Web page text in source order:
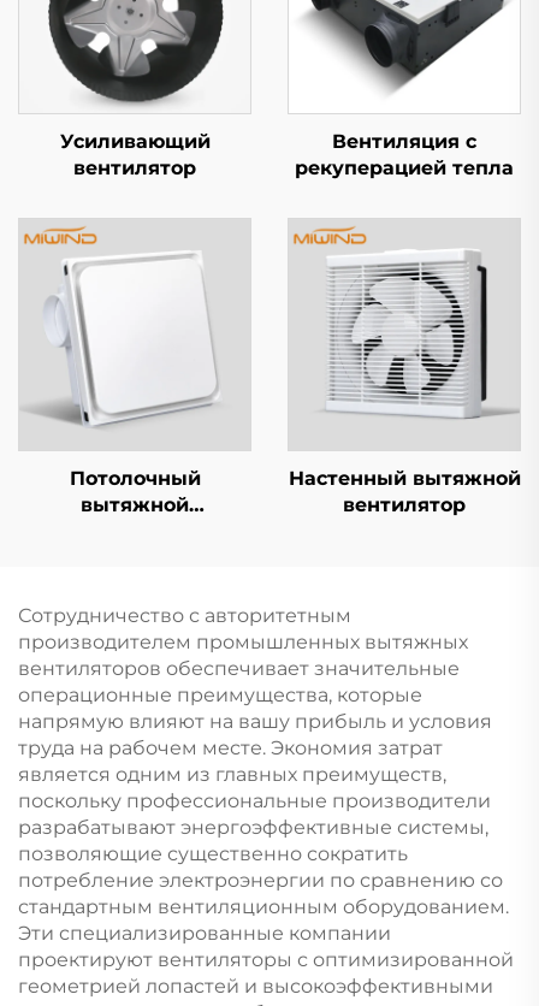
Усиливающий
вентилятор
Вентиляция с
рекуперацией тепла
Потолочный
вытяжной
Настенный вытяжной
вентилятор
Сотрудничество с авторитетным
производителем промышленных вытяжных
вентиляторов обеспечивает значительные
операционные преимущества, которые
напрямую влияют на вашу прибыль и условия
труда на рабочем месте. Экономия затрат
является одним из главных преимуществ,
поскольку профессиональные производители
разрабатывают энергоэффективные системы,
позволяющие существенно сократить
потребление электроэнергии по сравнению со
стандартным вентиляционным оборудованием.
Эти специализированные компании
проектируют вентиляторы с оптимизированной
геометрией лопастей и высокоэффективными